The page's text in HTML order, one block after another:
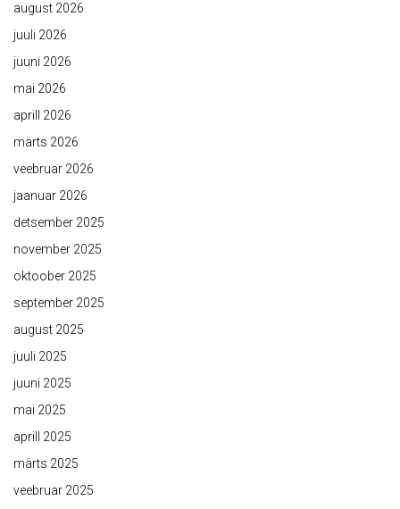
august 2026
juuli 2026
juuni 2026
mai 2026
aprill 2026
märts 2026
veebruar 2026
jaanuar 2026
detsember 2025
november 2025
oktoober 2025
september 2025
august 2025
juuli 2025
juuni 2025
mai 2025
aprill 2025
märts 2025
veebruar 2025